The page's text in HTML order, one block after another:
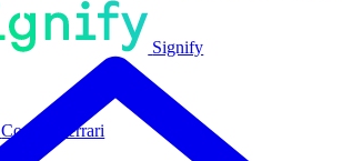
Signify
Comoli Ferrari